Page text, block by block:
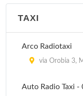
via Carlo Farini
TAXI
Arco Radiotaxi
via Orobia 3,
Auto Radio Taxi -